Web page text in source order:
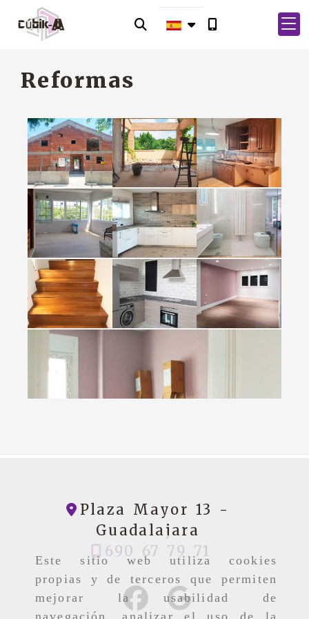
Este sitio web utiliza cookies
propias y de terceros que permiten
mejorar la usabilidad de
Reformas
Plaza Mayor 13 -
Guadalajara
690 67 79 71